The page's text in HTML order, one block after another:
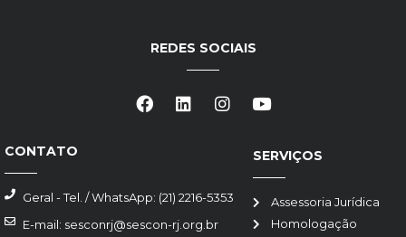
SERVIÇOS
Assessoria Jurídica
Homologação
CONTATO
Geral - Tel. / WhatsApp: (21) 2216-5353
E-mail: sesconrj@sescon-rj.org.br
REDES SOCIAIS